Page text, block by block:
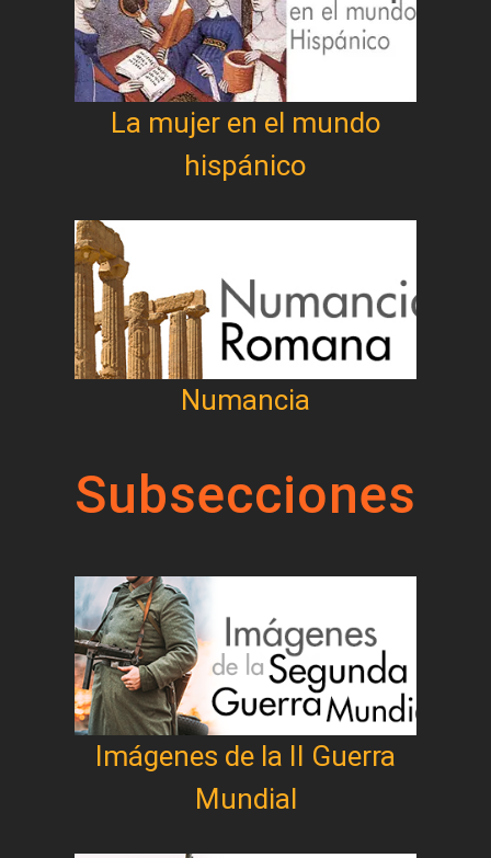
La mujer en el mundo
hispánico
Numancia
Subsecciones
Imágenes de la II Guerra
Mundial